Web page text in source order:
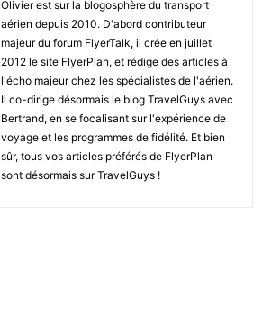
Olivier est sur la blogosphère du transport
aérien depuis 2010. D'abord contributeur
majeur du forum FlyerTalk, il crée en juillet
2012 le site FlyerPlan, et rédige des articles à
l'écho majeur chez les spécialistes de l'aérien.
Il co-dirige désormais le blog TravelGuys avec
Bertrand, en se focalisant sur l'expérience de
voyage et les programmes de fidélité. Et bien
sûr, tous vos articles préférés de FlyerPlan
sont désormais sur TravelGuys !